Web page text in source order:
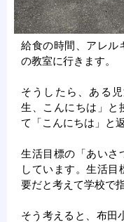
給食の時間、アレル
の教室に行きます。
そうしたら、ある
生、こんにちは」と
て「こんにちは」と
生活目標の「あいさ
しています。生活
要だと考えて学校で
そう考えると、布田